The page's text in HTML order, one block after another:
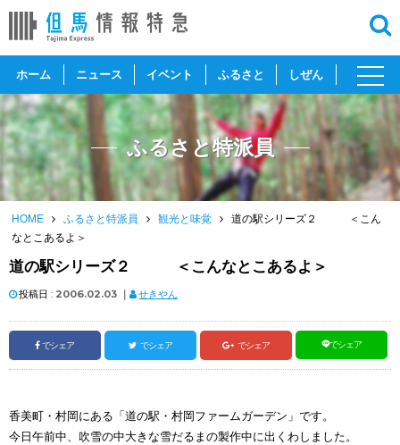
ホーム ニュース イベント ふるさと しぜん
toggle
ふるさと特派員
HOME ふるさと特派員 観光と味覚
道の駅シリーズ２ ＜こん
なとこあるよ＞
道の駅シリーズ２ ＜こんなとこあるよ＞
投稿日 : 2006.02.03 ｜ せきやん
でシェア でシェア でシェア でシェア
香美町・村岡にある「道の駅・村岡ファームガーデン」です。
今日午前中、吹雪の中大きな雪だるまの製作中に出くわしました。